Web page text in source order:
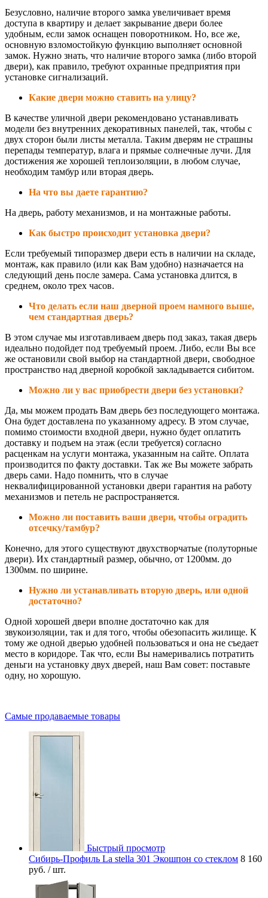
Безусловно, наличие второго замка увеличивает время
доступа в квартиру и делает закрывание двери более
удобным, если замок оснащен поворотником. Но, все же,
основную взломостойкую функцию выполняет основной
замок. Нужно знать, что наличие второго замка (либо второй
двери), как правило, требуют охранные предприятия при
установке сигнализаций.
Какие двери можно ставить на улицу?
В качестве уличной двери рекомендовано устанавливать
модели без внутренних декоративных панелей, так, чтобы с
двух сторон были листы металла. Таким дверям не страшны
перепады температур, влага и прямые солнечные лучи. Для
достижения же хорошей теплоизоляции, в любом случае,
необходим тамбур или вторая дверь.
На что вы даете гарантию?
На дверь, работу механизмов, и на монтажные работы.
Как быстро происходит установка двери?
Если требуемый типоразмер двери есть в наличии на складе,
монтаж, как правило (или как Вам удобно) назначается на
следующий день после замера. Сама установка длится, в
среднем, около трех часов.
Что делать если наш дверной проем намного выше,
чем стандартная дверь?
В этом случае мы изготавливаем дверь под заказ, такая дверь
идеально подойдет под требуемый проем. Либо, если Вы все
же остановили свой выбор на стандартной двери, свободное
пространство над дверной коробкой закладывается сибитом.
Можно ли у вас приобрести двери без установки?
Да, мы можем продать Вам дверь без последующего монтажа.
Она будет доставлена по указанному адресу. В этом случае,
помимо стоимости входной двери, нужно будет оплатить
доставку и подъем на этаж (если требуется) согласно
расценкам на услуги монтажа, указанным на сайте. Оплата
производится по факту доставки. Так же Вы можете забрать
дверь сами. Надо помнить, что в случае
неквалифицированной установки двери гарантия на работу
механизмов и петель не распространяется.
Можно ли поставить ваши двери, чтобы оградить
отсечку/тамбур?
Конечно, для этого существуют двухстворчатые (полуторные
двери). Их стандартный размер, обычно, от 1200мм. до
1300мм. по ширине.
Нужно ли устанавливать вторую дверь, или одной
достаточно?
Одной хорошей двери вполне достаточно как для
звукоизоляции, так и для того, чтобы обезопасить жилище. К
тому же одной дверью удобней пользоваться и она не съедает
место в коридоре. Так что, если Вы намеривались потратить
деньги на установку двух дверей, наш Вам совет: поставьте
одну, но хорошую.
Самые продаваемые товары
Быстрый просмотр
Сибирь-Профиль La stella 301 Экошпон со стеклом 8 160
руб. / шт.